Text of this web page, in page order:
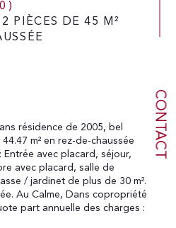
CONTACT
PIÈCES DE 45 M²
résidence de 2005, bel
m² en rez-de-chaussée
avec placard, séjour,
avec placard, salle de
/ jardinet de plus de 30 m².
Au Calme, Dans copropriété
part annuelle des charges :